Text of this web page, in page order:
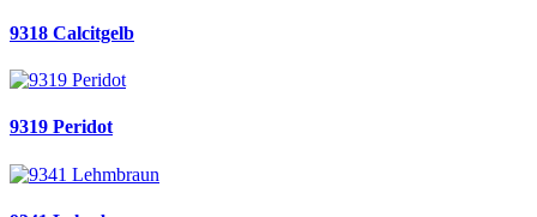
9318 Calcitgelb
9319 Peridot